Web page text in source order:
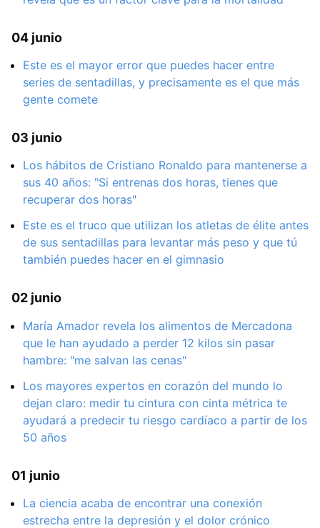
04 junio
Este es el mayor error que puedes hacer entre
series de sentadillas, y precisamente es el que más
gente comete
03 junio
Los hábitos de Cristiano Ronaldo para mantenerse a
sus 40 años: "Si entrenas dos horas, tienes que
recuperar dos horas"
Este es el truco que utilizan los atletas de élite antes
de sus sentadillas para levantar más peso y que tú
también puedes hacer en el gimnasio
02 junio
María Amador revela los alimentos de Mercadona
que le han ayudado a perder 12 kilos sin pasar
hambre: "me salvan las cenas"
Los mayores expertos en corazón del mundo lo
dejan claro: medir tu cintura con cinta métrica te
ayudará a predecir tu riesgo cardíaco a partir de los
50 años
01 junio
La ciencia acaba de encontrar una conexión
estrecha entre la depresión y el dolor crónico